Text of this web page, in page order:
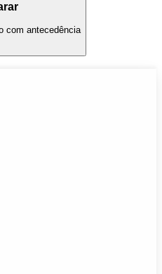
com antecedência